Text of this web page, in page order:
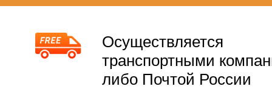
Осуществляется
транспортными
либо Почтой России